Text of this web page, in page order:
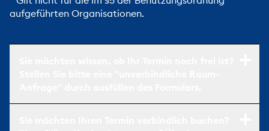
aufgeführten Organisationen.